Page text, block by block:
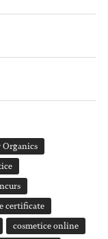
Organics
certificate
cosmetice online